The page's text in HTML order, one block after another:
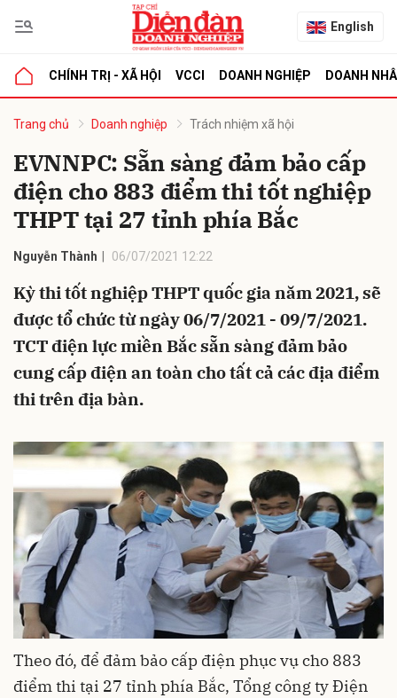
English
CHÍNH TRỊ - XÃ HỘI VCCI DOANH NGHIỆP DOANH
Trang chủ Doanh nghiệp Trách nhiệm xã hội
EVNNPC: Sẵn sàng đảm bảo cấp
điện cho 883 điểm thi tốt nghiệp
THPT tại 27 tỉnh phía Bắc
Nguyễn Thành 06/07/2021 12:22
Kỳ thi tốt nghiệp THPT quốc gia năm 2021, sẽ
được tổ chức từ ngày 06/7/2021 - 09/7/2021.
TCT điện lực miền Bắc sẵn sàng đảm bảo
cung cấp điện an toàn cho tất cả các địa điểm
thi trên địa bàn.
Theo đó, để đảm bảo cấp điện phục vụ cho 883
điểm thi tại 27 tỉnh phía Bắc, Tổng công ty Điện
luận
Hủy